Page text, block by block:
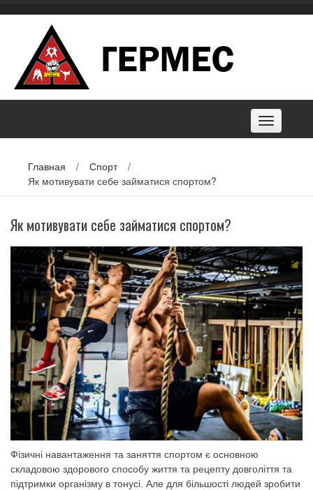
Toggle
navigation
Главная / Спорт
/
Як мотивувати себе займатися спортом?
Як мотивувати себе займатися спортом?
Фізичні навантаження та заняття спортом є основною
складовою здорового способу життя та рецепту довголіття та
підтримки організму в тонусі. Але для більшості людей зробити